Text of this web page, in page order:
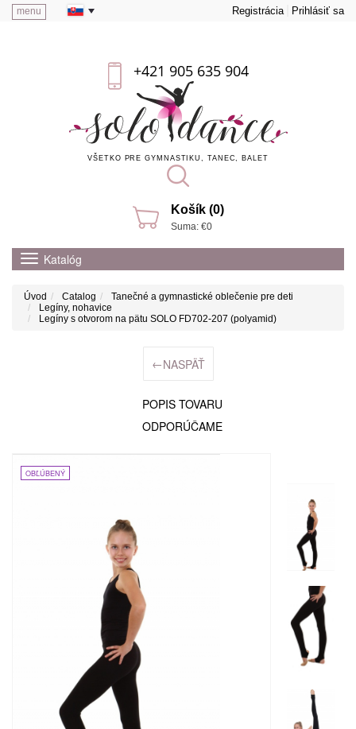
menu Registrácia Prihlásiť sa
+421 905 635 904
VŠETKO PRE GYMNASTIKU, TANEC, BALET
Košík (0)
Suma: €0
Katalóg
Úvod Catalog
Tanečné a gymnastické oblečenie pre deti
Legíny, nohavice
Legíny s otvorom na pätu SOLO FD702-207 (polyamid)
←NASPÄŤ
POPIS TOVARU
ODPORÚČAME
OBĽÚBENÝ